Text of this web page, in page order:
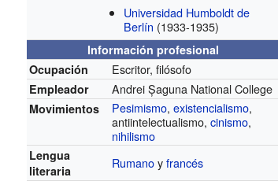
Universidad Humboldt de
Berlín (1933-1935)
Información profesional
Ocupación
Escritor, filósofo
Empleador Andrei Șaguna National College
Movimientos Pesimismo,existencialismo,
antiintelectualismo,cinismo,
nihilismo
Lengua
literaria
Rumanoyfrancés